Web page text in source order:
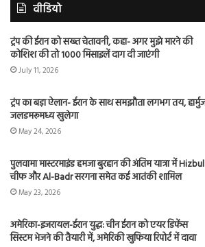
वीडियो
ट्रंप की ईरान को सख्त चेतावनी, कहा- अगर मुझे मारने की
कोशिश की तो 1000 मिसाइलें दाग दी जाएंगी
July 11, 2026
ट्रंप का बड़ा ऐलान- ईरान के साथ समझौता लगभग तय,
जलडमरूमध्य खुलेगा
May 24, 2026
पुलवामा मास्टरमाइंड हमजा बुरहान की अंतिम यात्रा में Hizbul
चीफ और Al-Badr सरगना समेत कई आतंकी शामिल
May 23, 2026
अमेरिका-इजरायल-ईरान युद्ध: चीन ईरान को एयर डिफेंस
सिस्टम भेजने की तैयारी में, अमेरिकी खुफिया रिपोर्ट में दावा